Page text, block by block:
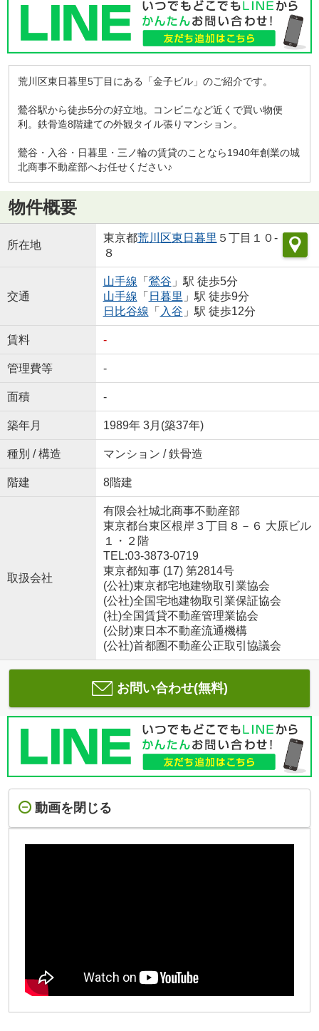
荒川区東日暮里5丁目にある「金子ビル」のご紹介です。
鶯谷駅から徒歩5分の好立地。コンビニなど近くで買い物便
利。鉄骨造8階建ての外観タイル張りマンション。
鶯谷・入谷・日暮里・三ノ輪の賃貸のことなら1940年創業の城
北商事不動産部へお任せください♪
物件概要
所在地
東京都荒川区東日暮里 ５丁目１０-
８
交通
山手線 「 鶯谷 」駅 徒歩5分
山手線 「 日暮里 」駅 徒歩9分
日比谷線 「 入谷 」駅 徒歩12分
賃料 -
管理費等 -
面積 -
築年月 1989年 3月(築37年)
種別 / 構造 マンション / 鉄骨造
階建 8階建
取扱会社
有限会社城北商事不動産部
東京都台東区根岸３丁目８－６ 大原ビル
１・２階
TEL:03-3873-0719
東京都知事 (17) 第2814号
(公社)東京都宅地建物取引業協会
(公社)全国宅地建物取引業保証協会
(社)全国賃貸不動産管理業協会
(公財)東日本不動産流通機構
(公社)首都圏不動産公正取引協議会
お問い合わせ(無料)
動画を閉じる